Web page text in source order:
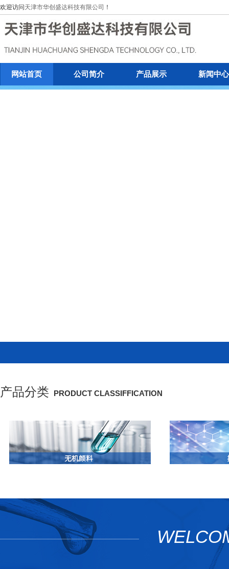
欢迎访问 天津市华创盛达科技有限公司 ！
网站首页 公司简介 产品展示 新闻中心
产品分类 PRODUCT CLASSIFFICATION